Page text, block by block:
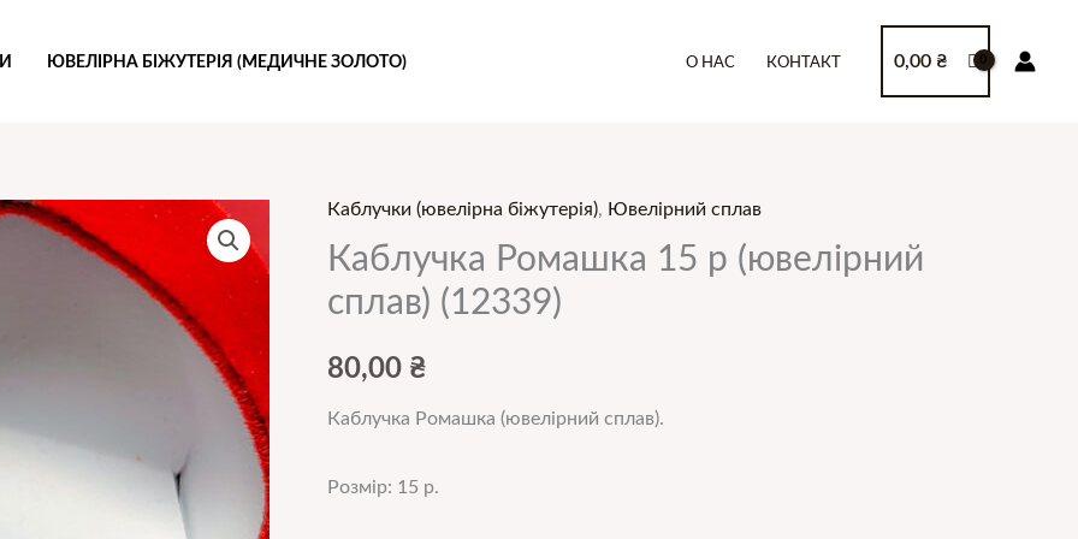
ЮВЕЛІРНА БІЖУТЕРІЯ (МЕДИЧНЕ ЗОЛОТО) О НАС КОНТАКТ 0,00 ₴
Каблучки (ювелірна біжутерія), Ювелірний сплав
Каблучка Ромашка 15 р (ювелірний
сплав) (12339)
80,00 ₴
Каблучка Ромашка (ювелірний сплав).
Розмір: 15 р.
Каблучка
Ромашка
р
(ювелірний
(12339)